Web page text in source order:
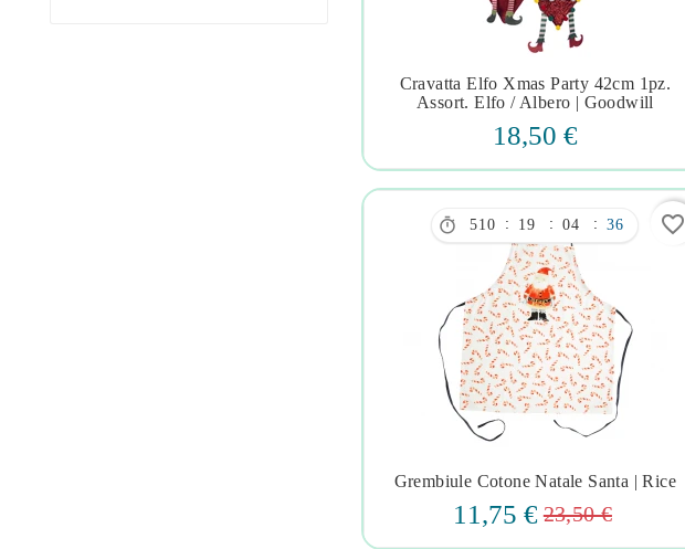
   
Cravatta Elfo Xmas Party 42cm 1pz.
Assort. Elfo / Albero | Goodwill
18,50 €
 510 : 19 : 04 : 35
Grembiule Cotone Natale Santa | Rice
11,75 € 23,50 €
favorite_border